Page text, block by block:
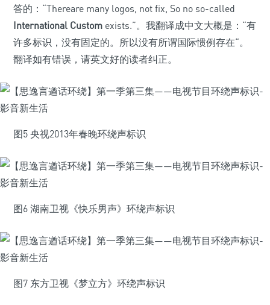
答的：“Thereare many logos, not fix, So no so-called
International Custom exists.”。我翻译成中文大概是：“有
许多标识，没有固定的。所以没有所谓国际惯例存在“。
翻译如有错误，请英文好的读者纠正。
图5 央视2013年春晚环绕声标识
图6 湖南卫视《快乐男声》环绕声标识
图7 东方卫视《梦立方》环绕声标识